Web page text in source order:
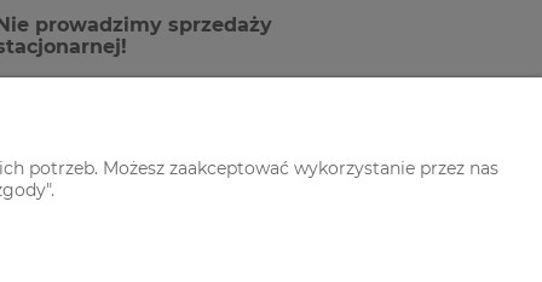
prowadzimy sprzedaży
potrzeb. Możesz zaakceptować wykorzystanie przez nas